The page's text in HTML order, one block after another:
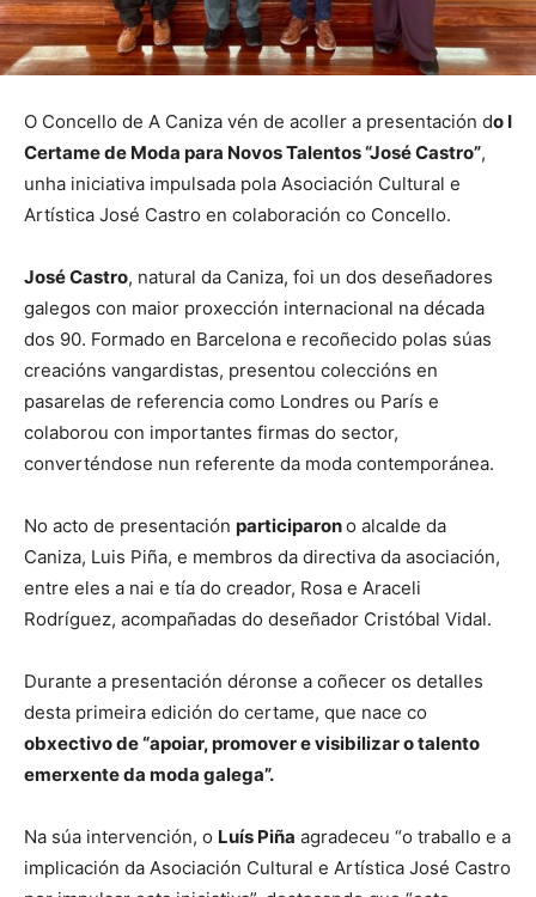
O Concello de A Caniza vén de acoller a presentación do I
Certame de Moda para Novos Talentos “José Castro”,
unha iniciativa impulsada pola Asociación Cultural e
Artística José Castro en colaboración co Concello.
José Castro, natural da Caniza, foi un dos deseñadores
galegos con maior proxección internacional na década
dos 90. Formado en Barcelona e recoñecido polas súas
creacións vangardistas, presentou coleccións en
pasarelas de referencia como Londres ou París e
colaborou con importantes firmas do sector,
converténdose nun referente da moda contemporánea.
No acto de presentación participarono alcalde da
Caniza, Luis Piña, e membros da directiva da asociación,
entre eles a nai e tía do creador, Rosa e Araceli
Rodríguez, acompañadas do deseñador Cristóbal Vidal.
Durante a presentación déronse a coñecer os detalles
desta primeira edición do certame, que nace co
obxectivo de “apoiar, promover e visibilizar o talento
emerxente da moda galega”.
Na súa intervención, o Luís Piña agradeceu “o traballo e a
implicación da Asociación Cultural e Artística José Castro